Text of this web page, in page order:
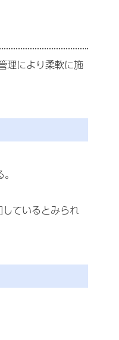
理により柔軟に施
ているとみられ